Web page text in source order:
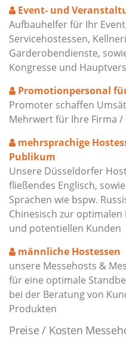
Event- und
Aufbauhelfer für Ihr
Servicehostessen,
Garderobendienste,
Kongresse und
Promotionpersonal
Promoter schaffen
Mehrwert für Ihre Firma
mehrsprachige
Publikum
Unsere Düsseldorfer
fließendes Englisch,
Sprachen wie bspw.
Chinesisch zur
und potentiellen Kunden
männliche Hostessen
unsere Messehosts &
für eine optimale
bei der Beratung von
Produkten
Preise / Kosten